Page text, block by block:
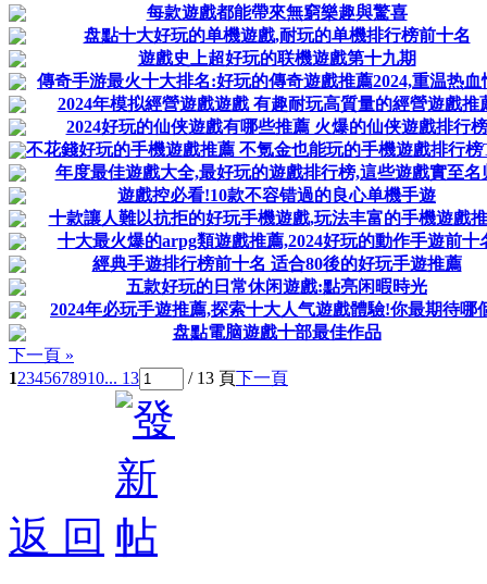
每款遊戲都能帶來無窮樂趣與驚喜
盘點十大好玩的单機遊戲,耐玩的单機排行榜前十名
遊戲史上超好玩的联機遊戲第十九期
傳奇手游最火十大排名:好玩的傳奇遊戲推薦2024,重温热血
2024年模拟經營遊戲遊戲 有趣耐玩高質量的經營遊戲推
2024好玩的仙侠遊戲有哪些推薦 火爆的仙侠遊戲排行榜
不花錢好玩的手機遊戲推薦 不氪金也能玩的手機遊戲排行榜
年度最佳遊戲大全,最好玩的遊戲排行榜,這些遊戲實至名
遊戲控必看!10款不容错過的良心单機手遊
十款讓人難以抗拒的好玩手機遊戲,玩法丰富的手機遊戲
十大最火爆的arpg類遊戲推薦,2024好玩的動作手遊前十
經典手遊排行榜前十名 适合80後的好玩手遊推薦
五款好玩的日常休闲遊戲:點亮闲暇時光
2024年必玩手遊推薦,探索十大人气遊戲體驗!你最期待哪
盘點電脑遊戲十部最佳作品
下一頁 »
12345678910... 13 / 13 頁下一頁
返 回